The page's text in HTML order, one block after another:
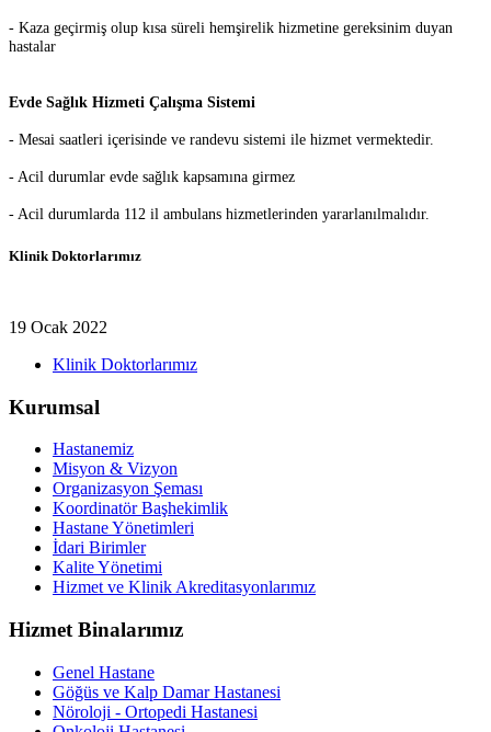
- Kaza geçirmiş olup kısa süreli hemşirelik hizmetine gereksinim duyan
hastalar
Evde Sağlık Hizmeti Çalışma Sistemi
- Mesai saatleri içerisinde ve randevu sistemi ile hizmet vermektedir.
- Acil durumlar evde sağlık kapsamına girmez
- Acil durumlarda 112 il ambulans hizmetlerinden yararlanılmalıdır.
Klinik Doktorlarımız
19 Ocak 2022
Klinik Doktorlarımız
Kurumsal
Hastanemiz
Misyon & Vizyon
Organizasyon Şeması
Koordinatör Başhekimlik
Hastane Yönetimleri
İdari Birimler
Kalite Yönetimi
Hizmet ve Klinik Akreditasyonlarımız
Hizmet Binalarımız
Genel Hastane
Göğüs ve Kalp Damar Hastanesi
Nöroloji - Ortopedi Hastanesi